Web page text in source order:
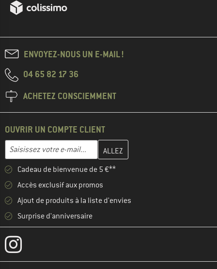
ENVOYEZ-NOUS UN E-MAIL !
04 65 82 17 36
ACHETEZ CONSCIEMMENT
OUVRIR UN COMPTE CLIENT
Adresse e-mail
Entrez votre adresse e-mail ici et créez votre compte client à la
Cadeau de bienvenue de 5 €**
Accès exclusif aux promos
Ajout de produits à la liste d'envies
Surprise d'anniversaire